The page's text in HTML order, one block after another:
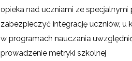
opieka nad uczniami ze
zabezpieczyć integrację uczniów, u
w programach nauczania
prowadzenie metryki szkolnej